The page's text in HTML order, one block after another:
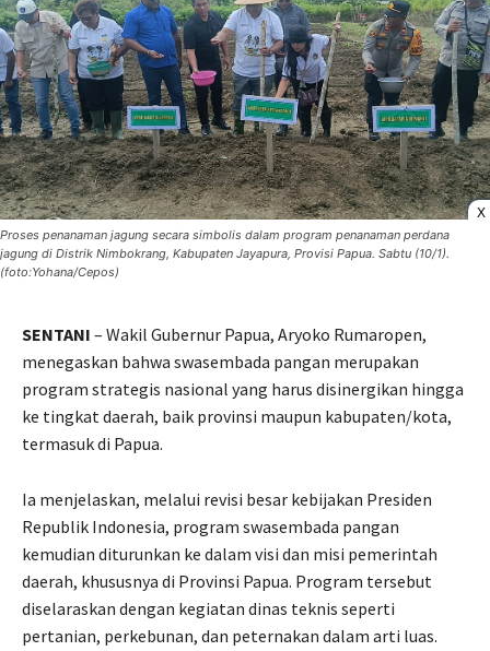
X
Proses penanaman jagung secara simbolis dalam program penanaman perdana
jagung di Distrik Nimbokrang, Kabupaten Jayapura, Provisi Papua. Sabtu (10/1).
(foto:Yohana/Cepos)
SENTANI – Wakil Gubernur Papua, Aryoko Rumaropen,
menegaskan bahwa swasembada pangan merupakan
program strategis nasional yang harus disinergikan hingga
ke tingkat daerah, baik provinsi maupun kabupaten/kota,
termasuk di Papua.
Ia menjelaskan, melalui revisi besar kebijakan Presiden
Republik Indonesia, program swasembada pangan
kemudian diturunkan ke dalam visi dan misi pemerintah
daerah, khususnya di Provinsi Papua. Program tersebut
diselaraskan dengan kegiatan dinas teknis seperti
pertanian, perkebunan, dan peternakan dalam arti luas.